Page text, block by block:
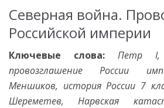
Северная война.
Российской империи
Ключевые слова:
Петр I,
провозглашение России
Меншиков, история России 7
Шереметев, Нарвская